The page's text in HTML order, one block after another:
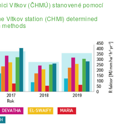
Vítkov (ČHMÚ) stanovené pomocí
Vítkov station (CHMI) determined